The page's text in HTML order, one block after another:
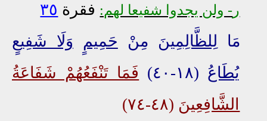
ر - ولن يجدوا شفيعا لهم: فقرة ٣٥
مَا لِلظَّالِمِينَ مِنْ حَمِيمٍ
وَلَا شَفِيعٍ
يُطَاعُ (١٨-٤٠)
فَمَا تَنْفَعُهُمْ شَفَاعَةُ
الشَّافِعِينَ (٤٨-٧٤)